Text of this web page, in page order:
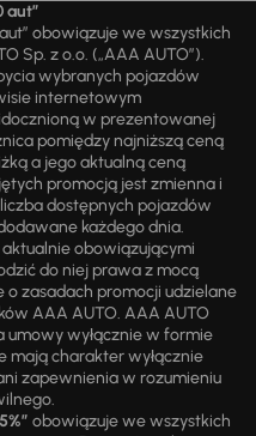
aut”
obowiązuje we wszystkich
Sp. z o.o. („AAA AUTO”).
wybranych pojazdów
internetowym
w prezentowanej
pomiędzy najniższą ceną
a jego aktualną ceną
promocją jest zmienna i
dostępnych pojazdów
każdego dnia.
aktualnie obowiązującymi
do niej prawa z mocą
zasadach promocji udzielane
AAA AUTO. AAA AUTO
wyłącznie w formie
mają charakter wyłącznie
zapewnienia w rozumieniu
obowiązuje we wszystkich